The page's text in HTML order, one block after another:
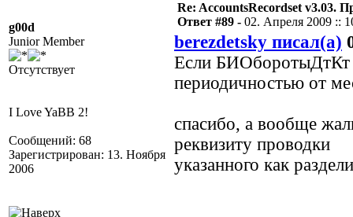
g00d
Junior Member
Отсутствует
I Love YaBB 2!
Сообщений: 68
Зарегистрирован: 13. Ноября
2006
Re: AccountsRecordset v3.03.
Ответ #89 - 02. Апреля 2009 ::
berezdetsky писал(а)
Если БИОборотыДтКт
периодичностью от
спасибо, а вообще
реквизиту проводки
указанного как